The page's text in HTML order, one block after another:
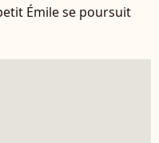
Émile se poursuit